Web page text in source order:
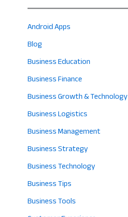
Android Apps
Blog
Business Education
Business Finance
Business Growth & Technology
Business Logistics
Business Management
Business Strategy
Business Technology
Business Tips
Business Tools